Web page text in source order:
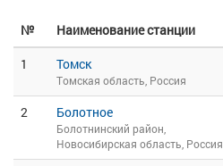
№ Наименование станции
1
Томск
Томская область, Россия
2 Болотное
Болотнинский район,
Новосибирская область, Россия